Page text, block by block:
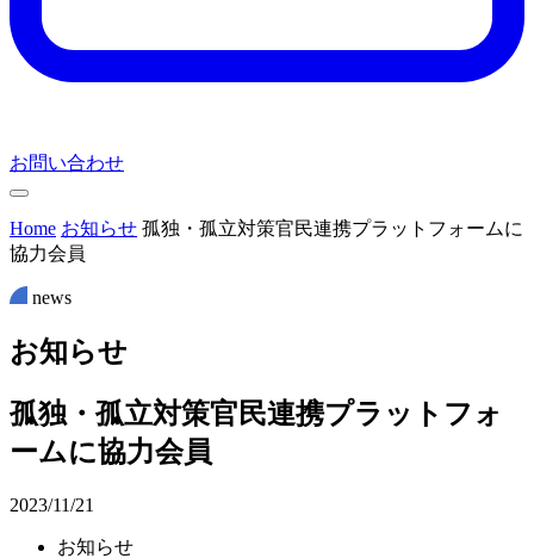
お問い合わせ
Home お知らせ 孤独・孤立対策官民連携プラットフォームに
協力会員
news
お知らせ
孤独・孤立対策官民連携プラットフォ
ームに協力会員
2023/11/21
お知らせ